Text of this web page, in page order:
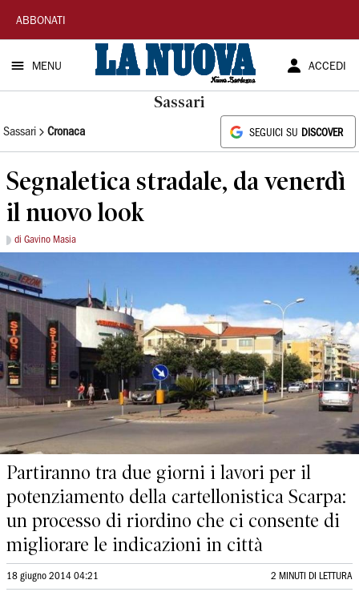
La
Nuova
Sardegna
ABBONATI
MENU ACCEDI
Sassari
Sassari Cronaca SEGUICI SU DISCOVER
Segnaletica stradale, da venerdì
il nuovo look
di Gavino Masia
Partiranno tra due giorni i lavori per il
potenziamento della cartellonistica Scarpa:
un processo di riordino che ci consente di
migliorare le indicazioni in città
18 giugno 2014 04:21 2 MINUTI DI LETTURA